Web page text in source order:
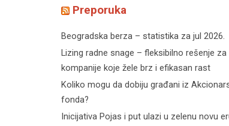
Preporuka
Beogradska berza – statistika za jul 2026.
Lizing radne snage – fleksibilno rešenje za
kompanije koje žele brz i efikasan rast
Koliko mogu da dobiju građani iz
fonda?
Inicijativa Pojas i put ulazi u zelenu novu